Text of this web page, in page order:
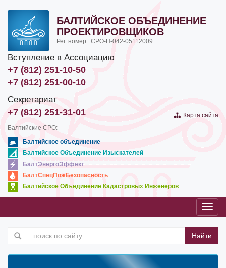
БАЛТИЙСКОЕ ОБЪЕДИНЕНИЕ
ПРОЕКТИРОВЩИКОВ
Рег. номер: СРО-П-042-05112009
Вступление в Ассоциацию
+7 (812) 251-10-50
+7 (812) 251-00-10
Секретариат
+7 (812) 251-31-01
Карта сайта
Балтийские СРО:
Балтийское объединение
Балтийское Объединение Изыскателей
БалтЭнергоЭффект
БалтСпецПожБезопасность
Балтийское Объединение Кадастровых Инженеров
Найти